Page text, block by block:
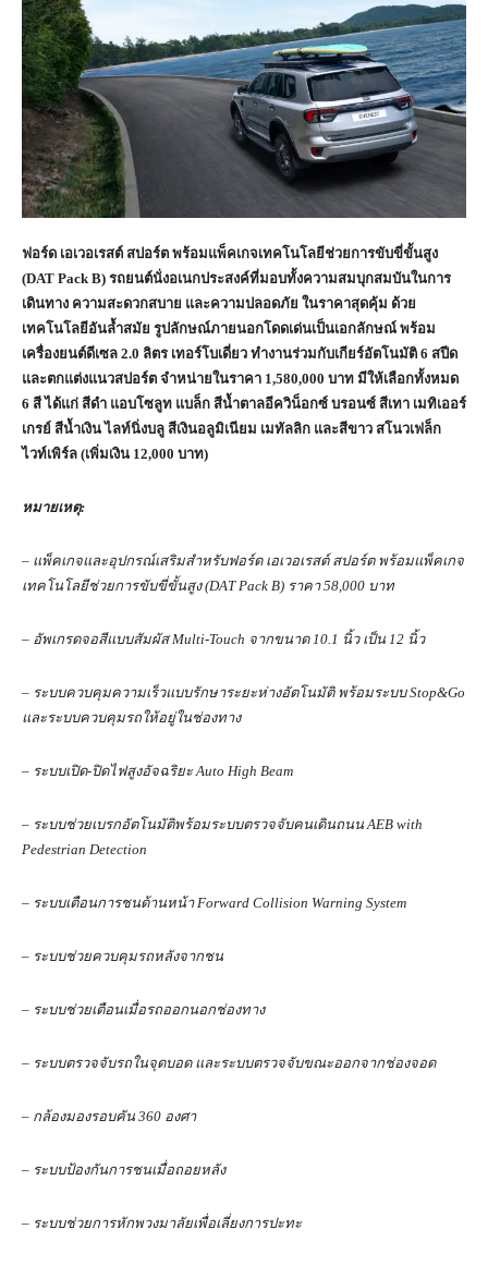
ฟอร์ด เอเวอเรสต์ สปอร์ต พร้อมแพ็คเกจเทคโนโลยีช่วยการขับขี่ขั้นสูง
(DAT Pack B) รถยนต์นั่งอเนกประสงค์ที่มอบทั้งความสมบุกสมบันในการ
เดินทาง ความสะดวกสบาย และความปลอดภัย ในราคาสุดคุ้ม ด้วย
เทคโนโลยีอันล้ำสมัย รูปลักษณ์ภายนอกโดดเด่นเป็นเอกลักษณ์ พร้อม
เครื่องยนต์ดีเซล 2.0 ลิตร เทอร์โบเดี่ยว ทำงานร่วมกับเกียร์อัตโนมัติ 6 สปีด
และตกแต่งแนวสปอร์ต จำหน่ายในราคา 1,580,000 บาท มีให้เลือกทั้งหมด
6 สี ได้แก่ สีดำ แอบโซลูท แบล็ก สีน้ำตาลอีควิน็อกซ์ บรอนซ์ สีเทา เมทิเออร์
เกรย์ สีน้ำเงิน ไลท์นิ่งบลู สีเงินอลูมิเนียม เมทัลลิก และสีขาว สโนวเฟล็ก
ไวท์เพิร์ล (เพิ่มเงิน 12,000 บาท)
หมายเหตุ:
– แพ็คเกจและอุปกรณ์เสริมสำหรับฟอร์ด เอเวอเรสต์ สปอร์ต พร้อมแพ็คเกจ
เทคโนโลยีช่วยการขับขี่ขั้นสูง (DAT Pack B) ราคา 58,000 บาท
– อัพเกรดจอสีแบบสัมผัส Multi-Touch จากขนาด 10.1 นิ้ว เป็น 12 นิ้ว
– ระบบควบคุมความเร็วแบบรักษาระยะห่างอัตโนมัติ พร้อมระบบ Stop&Go
และระบบควบคุมรถให้อยู่ในช่องทาง
– ระบบเปิด-ปิดไฟสูงอัจฉริยะ Auto High Beam
– ระบบช่วยเบรกอัตโนมัติพร้อมระบบตรวจจับคนเดินถนน AEB with
Pedestrian Detection
– ระบบเตือนการชนด้านหน้า Forward Collision Warning System
– ระบบช่วยควบคุมรถหลังจากชน
– ระบบช่วยเตือนเมื่อรถออกนอกช่องทาง
– ระบบตรวจจับรถในจุดบอด และระบบตรวจจับขณะออกจากช่องจอด
– กล้องมองรอบคัน 360 องศา
– ระบบป้องกันการชนเมื่อถอยหลัง
– ระบบช่วยการหักพวงมาลัยเพื่อเลี่ยงการปะทะ